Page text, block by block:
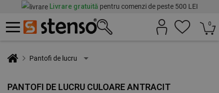
Livrare gratuită pentru comenzi de peste 500 LEI
0
Pantofi de lucru
PANTOFI DE LUCRU CULOARE ANTRACIT